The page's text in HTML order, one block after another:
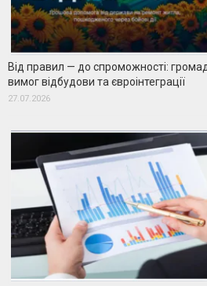
Від правил — до спроможності:
вимог відбудови та євроінтеграції
27.07.2026